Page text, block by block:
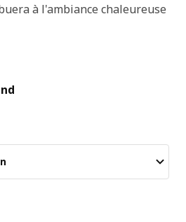
à l'ambiance chaleureuse